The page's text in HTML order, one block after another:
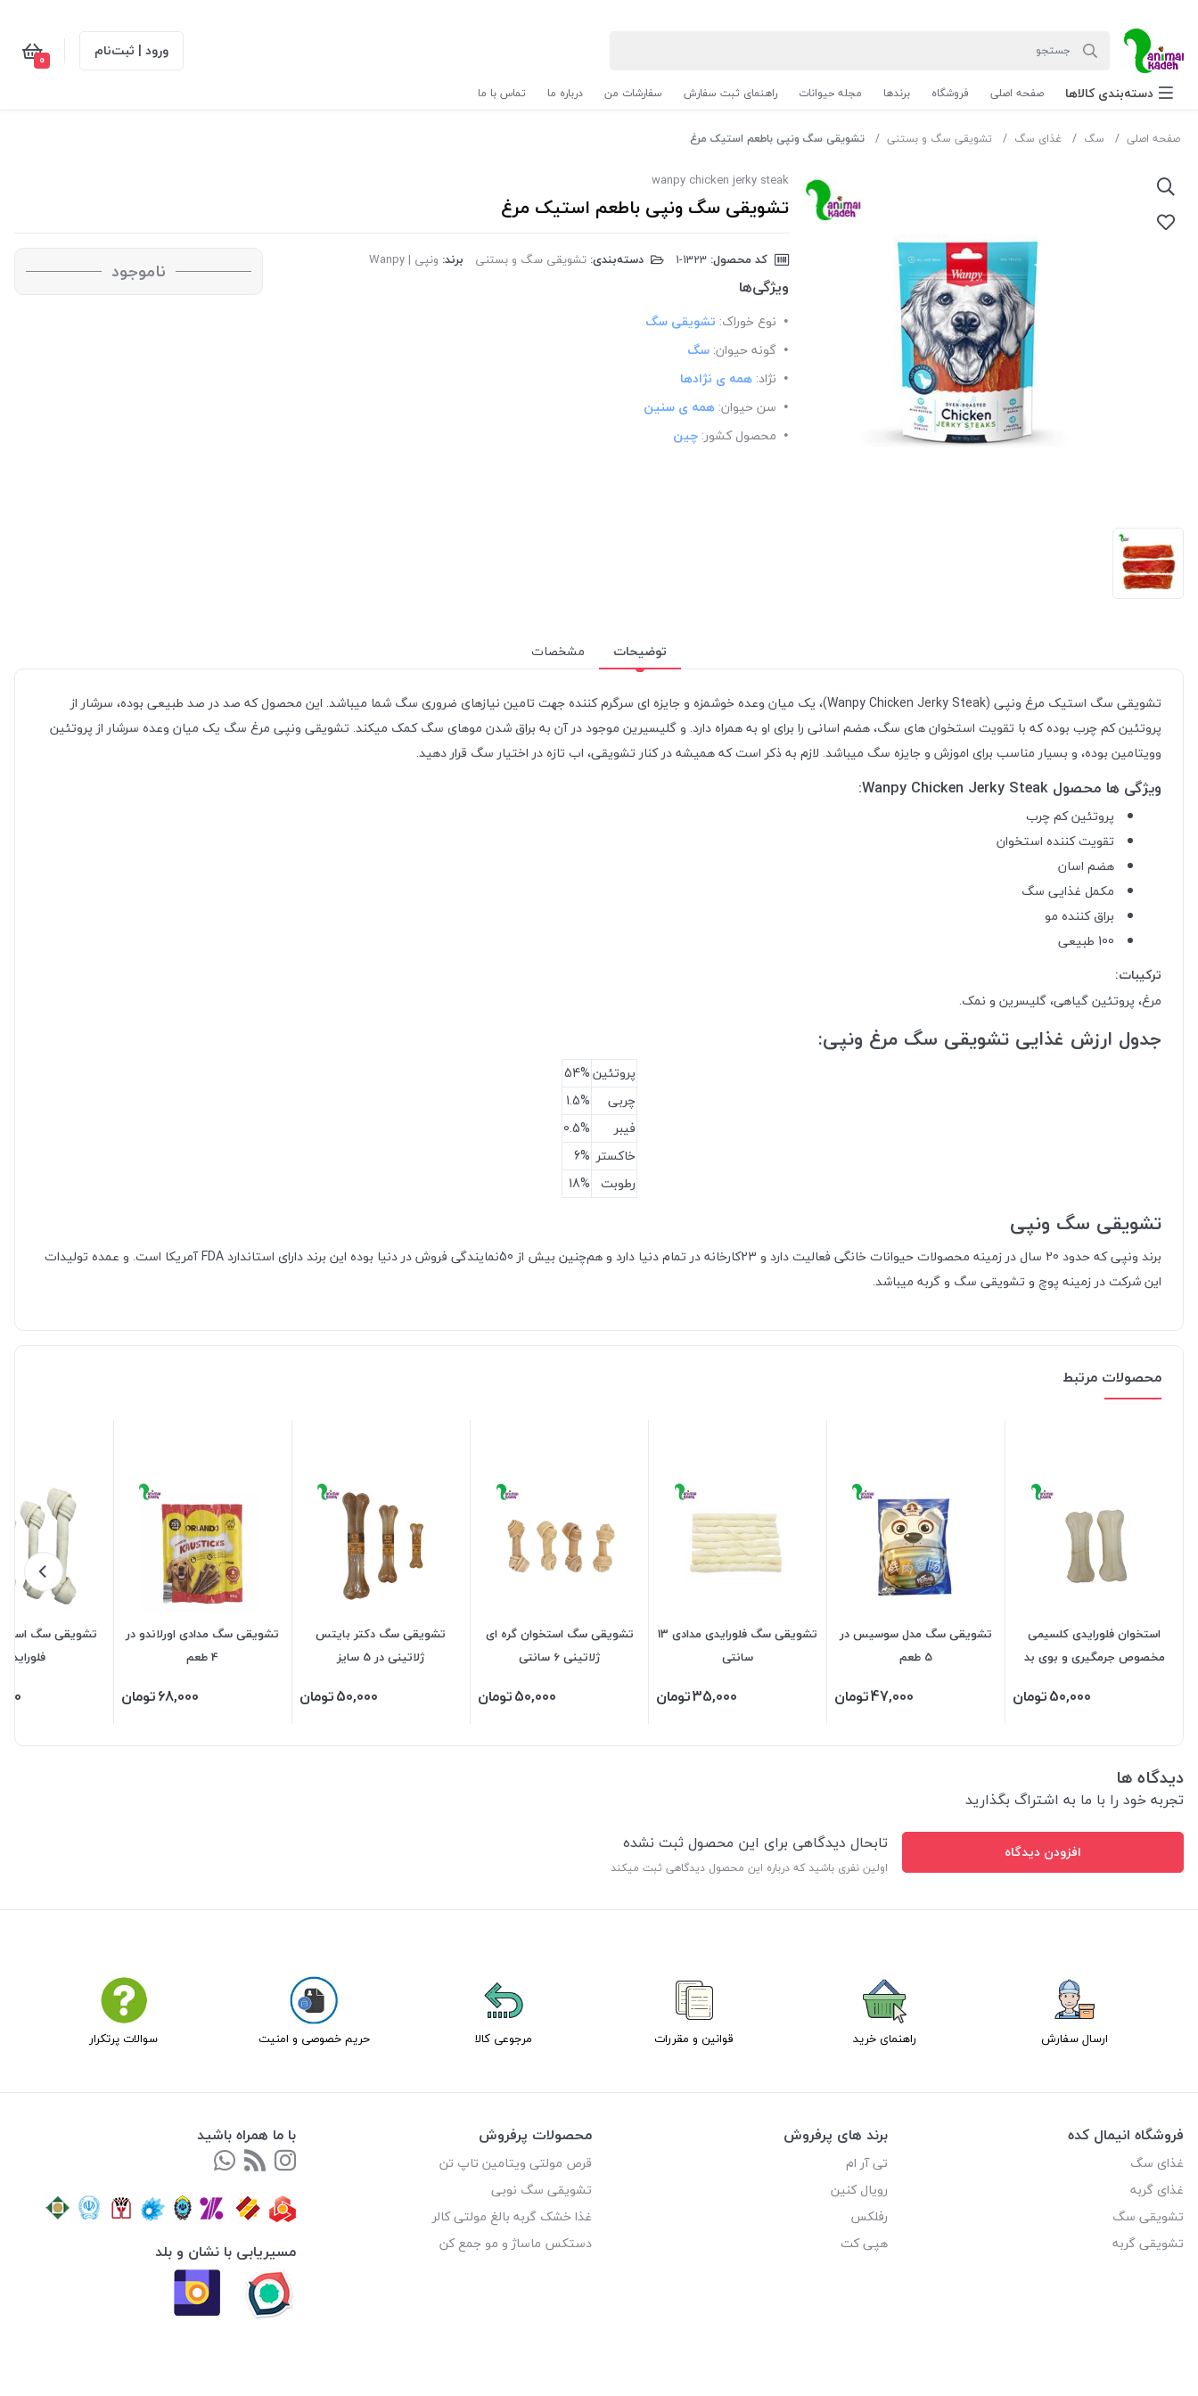
ورود | ثبت‌نام 0
دسته‌بندی‌ کالاها صفحه اصلی فروشگاه برندها مجله حیوانات راهنمای ثبت سفارش سفارشات من درباره ما تماس با ما
صفحه اصلی سگ غذای سگ تشویقی سگ و بستنی تشویقی سگ ونپی باطعم استیک مرغ
wanpy chicken jerky steak
تشویقی سگ ونپی باطعم استیک مرغ
کد محصول: دسته‌بندی: تشویقی سگ و بستنی برند: ونپی | Wanpy
ویژگی‌ها
نوع خوراک: تشویقی سگ
گونه حیوان: سگ
نژاد: همه ی نژادها
سن حیوان: همه ی سنین
محصول کشور: چین
ناموجود
توضیحات مشخصات
تشویقی سگ استیک مرغ ونپی (Wanpy Chicken Jerky Steak)، یک میان وعده خوشمزه و جایزه ای سرگرم کننده جهت تامین نیازهای ضروری سگ شما میباشد. این محصول که صد در صد طبیعی بوده، سرشار از
پروتئین کم چرب بوده که با تقویت استخوان های سگ، هضم اسانی را برای او به همراه دارد. و گلیسیرین موجود در آن به براق شدن موهای سگ کمک میکند. تشویقی ونپی مرغ سگ یک میان وعده سرشار از پروتئین
وویتامین بوده، و بسیار مناسب برای اموزش و جایزه سگ میباشد. لازم به ذکر است که همیشه در کنار تشویقی، اب تازه در اختیار سگ قرار دهید.
ویژگی ها محصول Wanpy Chicken Jerky Steak:
پروتئین کم چرب
تقویت کننده استخوان
هضم اسان
مکمل غذایی سگ
براق کننده مو
100 طبیعی
ترکیبات:
مرغ، پروتئین گیاهی، گلیسرین و نمک.
جدول ارزش غذایی تشویقی سگ مرغ ونپی:
پروتئین54%
چربی
1.5%
فیبر
0.5%
خاکستر 6%
رطوبت 18%
تشویقی سگ ونپی
برند ونپی که حدود 20 سال در زمینه محصولات حیوانات خانگی فعالیت دارد و 23کارخانه در تمام دنیا دارد و هم‌چنین بیش از 50نمایندگی فروش در دنیا بوده این برند دارای استاندارد FDA آمریکا است. و عمده تولیدات
این شرکت در زمینه پوچ و تشویقی سگ و گربه میباشد.
محصولات مرتبط
استخوان فلورایدی کلسیمی
مخصوص جرمگیری و بوی بد
50,000تومان
تشویقی سگ مدل سوسیس در
5 طعم
47,000تومان
تشویقی سگ فلورایدی مدادی 13
سانتی
35,000تومان
تشویقی سگ استخوان گره ای
ژلاتینی 6 سانتی
50,000تومان
تشویقی سگ دکتر بایتس
ژلاتینی در 5 سایز
50,000تومان
تشویقی سگ مدادی اورلاندو در
4 طعم
68,000تومان
تشویقی سگ
فلورایدی
دیدگاه ها
تجربه خود را با ما به اشتراگ بگذارید
افزودن دیدگاه تابحال دیدگاهی برای این محصول ثبت نشده
اولین نفری باشید که درباره این محصول دیدگاهی ثبت میکند
ارسال سفارش راهنمای خرید قوانین و مقررات مرجوعی کالا حریم خصوصی و امنیت سوالات پرتکرار
فروشگاه انیمال کده
غذای سگ
غذای گربه
تشویقی سگ
تشویقی گربه
برند های پرفروش
تی آر ام
رویال کنین
رفلکس
هپی کت
محصولات پرفروش
قرص مولتی ویتامین تاپ تن
تشویقی سگ نوبی
غذا خشک گربه بالغ مولتی کالر
دستکس ماساژ و مو جمع کن
با ما همراه باشید
مسیریابی با نشان و بلد